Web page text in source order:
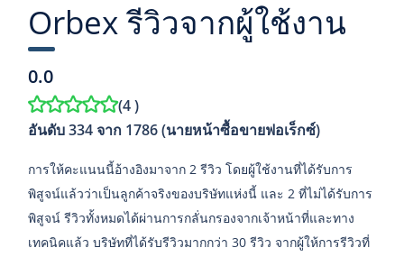
Orbex รีวิวจากผู้ใช้งาน
0.0
(4)
อันดับ 334 จาก 1786 (นายหน้าซื้อขายฟอเร็กซ์)
การให้คะแนนนี้อ้างอิงมาจาก 2 รีวิว โดยผู้ใช้งานที่ได้รับการ
พิสูจน์แล้วว่าเป็นลูกค้าจริงของบริษัทแห่งนี้ และ 2 ที่ไม่ได้รับการ
พิสูจน์ รีวิวทั้งหมดได้ผ่านการกลั่นกรองจากเจ้าหน้าที่และทาง
เทคนิคแล้ว บริษัทที่ได้รับรีวิวมากกว่า 30 รีวิว จากผู้ให้การรีวิวที่